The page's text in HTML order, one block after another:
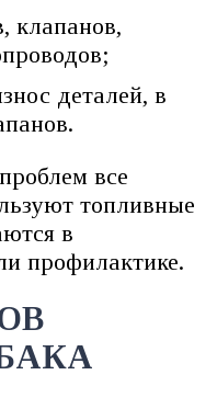
клапанов,
деталей, в
все
топливные
в
профилактике.